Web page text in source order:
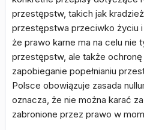
przestępstw, takich jak
przestępstwa przeciwko życiu
że prawo karne ma na celu nie
przestępstw, ale także
zapobieganie popełnianiu
Polsce obowiązuje zasada
oznacza, że nie można karać
zabronione przez prawo w